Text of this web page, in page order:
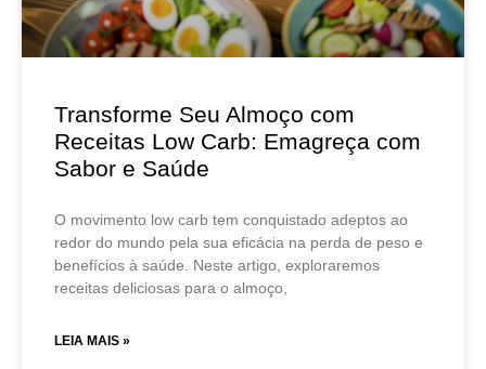
Transforme Seu Almoço com
Receitas Low Carb: Emagreça com
Sabor e Saúde
O movimento low carb tem conquistado adeptos ao
redor do mundo pela sua eficácia na perda de peso e
benefícios à saúde. Neste artigo, exploraremos
receitas deliciosas para o almoço,
LEIA MAIS »